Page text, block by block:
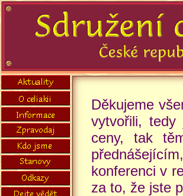
Děkujeme
vytvořili,
ceny, tak
konferenci v
za to, že jste